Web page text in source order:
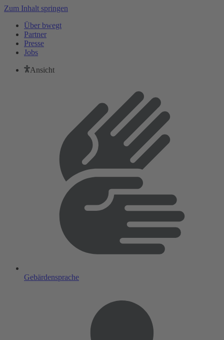
Zum Inhalt springen
Über bwegt
Partner
Presse
Jobs
Ansicht
Gebärdensprache